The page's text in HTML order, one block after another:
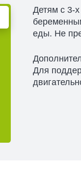
Детям с 3-
еды. Не
Для